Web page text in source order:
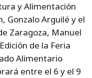
y Alimentación
Gonzalo Arguilé y el
Zaragoza, Manuel
de la Feria
Alimentario
entre el 6 y el 9